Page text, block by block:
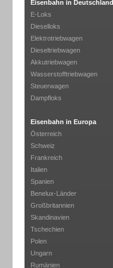
Eisenbahn in Deutschland
E-Loks
Dieselloks
Elektrotriebwagen
Dieseltriebwagen
Akkutriebwagen
Wasserstofftriebwagen
Steuerwagen
Dampfloks
Eisenbahn in Europa
Österreich
Schweiz
Frankreich
Italien
Spanien
Benelux-Länder
Großbritannien
Skandinavien
Tschechien
Polen
Ungarn
Rumänien